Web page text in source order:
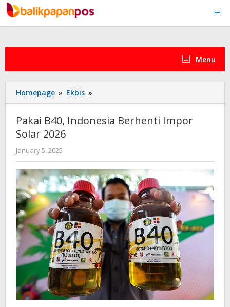
Skip
to
content
Menu
Homepage » Ekbis »
B40,
Berhenti
Pakai B40, Indonesia Berhenti Impor
Solar 2026
January 5, 2025
admin